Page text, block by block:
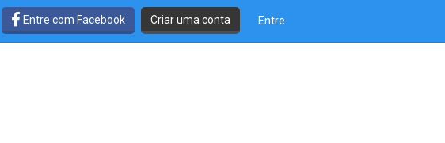
Entre com Facebook Criar uma conta Entre